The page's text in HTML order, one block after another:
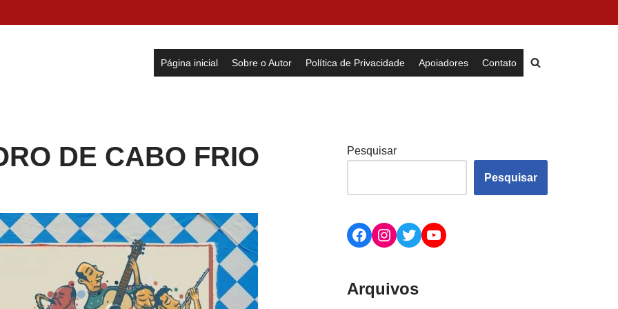
Página inicial Sobre o Autor Política de Privacidade Apoiadores Contato
DE CABO FRIO Pesquisar
Pesquisar
Arquivos